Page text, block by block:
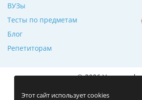
ВУЗы
Тесты по предметам
Блог
Репетиторам
© 2026 Училкин.by
Рейтинг 5.0
Этот сайт использует cookies